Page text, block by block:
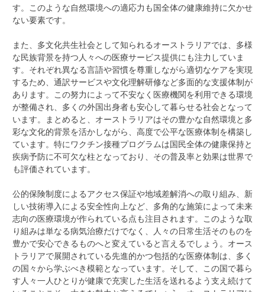
す。このような自然環境への適応力も国全体の健康維持に欠かせ
ない要素です。
また、多文化共生社会として知られるオーストラリアでは、多様
な民族背景を持つ人々への医療サービス提供にも注力していま
す。それぞれ異なる言語や習慣を尊重しながら適切なケアを実現
するため、通訳サービスや文化理解研修など多面的な支援体制が
あります。この努力によって不安なく医療機関を利用できる環境
が整備され、多くの外国出身者も安心して暮らせる社会となって
います。まとめると、オーストラリアはその豊かな自然環境と多
彩な文化的背景を活かしながら、高度で公平な医療体制を構築し
ています。特にワクチン接種プログラムは国民全体の健康保持と
疾病予防に不可欠な柱となっており、その普及率と効果は世界で
も評価されています。
公的保険制度によるアクセス保証や地域差解消への取り組み、新
しい技術導入による安全性向上など、多角的な施策によって未来
志向の医療環境が作られている点も注目されます。このような取
り組みは単なる病気治療だけでなく、人々の日常生活そのものを
豊かで安心できるものへと変えていると言えるでしょう。オース
トラリアで展開されている先進的かつ包括的な医療体制は、多く
の国々から学ぶべき模範となっています。そして、この国で暮ら
す人々一人ひとりが健康で充実した生活を送れるよう支え続けて